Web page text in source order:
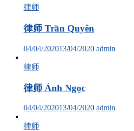
律师
律师 Trần Quyên
04/04/202013/04/2020 admin
律师
律师 Ánh Ngọc
04/04/202013/04/2020 admin
律师